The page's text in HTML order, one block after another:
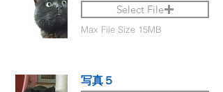
Select File
Max File Size 15MB
写真５